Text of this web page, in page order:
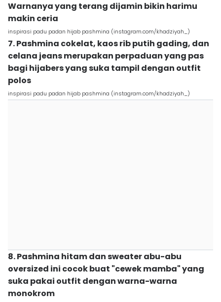
Warnanya yang terang dijamin bikin harimu
makin ceria
inspirasi padu padan hijab pashmina (instagram.com/khadziyah_)
7. Pashmina cokelat, kaos rib putih gading, dan
celana jeans merupakan perpaduan yang pas
bagi hijabers yang suka tampil dengan outfit
polos
inspirasi padu padan hijab pashmina (instagram.com/khadziyah_)
8. Pashmina hitam dan sweater abu-abu
oversized ini cocok buat "cewek mamba" yang
suka pakai outfit dengan warna-warna
monokrom